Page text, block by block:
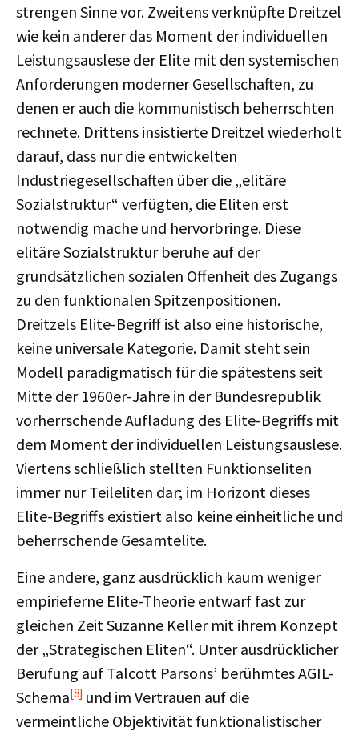
strengen Sinne vor. Zweitens verknüpfte Dreitzel
wie kein anderer das Moment der individuellen
Leistungsauslese der Elite mit den systemischen
Anforderungen moderner Gesellschaften, zu
denen er auch die kommunistisch beherrschten
rechnete. Drittens insistierte Dreitzel wiederholt
darauf, dass nur die entwickelten
Industriegesellschaften über die „elitäre
Sozialstruktur“ verfügten, die Eliten erst
notwendig mache und hervorbringe. Diese
elitäre Sozialstruktur beruhe auf der
grundsätzlichen sozialen Offenheit des Zugangs
zu den funktionalen Spitzenpositionen.
Dreitzels Elite-Begriff ist also eine historische,
keine universale Kategorie. Damit steht sein
Modell paradigmatisch für die spätestens seit
Mitte der 1960er-Jahre in der Bundesrepublik
vorherrschende Aufladung des Elite-Begriffs mit
dem Moment der individuellen Leistungsauslese.
Viertens schließlich stellten Funktionseliten
immer nur Teileliten dar; im Horizont dieses
Elite-Begriffs existiert also keine einheitliche und
beherrschende Gesamtelite.
Eine andere, ganz ausdrücklich kaum weniger
empirieferne Elite-Theorie entwarf fast zur
gleichen Zeit Suzanne Keller mit ihrem Konzept
der „Strategischen Eliten“. Unter ausdrücklicher
Berufung auf Talcott Parsons’ berühmtes AGIL-
Schema[8] und im Vertrauen auf die
vermeintliche Objektivität funktionalistischer